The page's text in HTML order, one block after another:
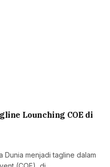
Lounching COE di
Dunia menjadi tagline dalam